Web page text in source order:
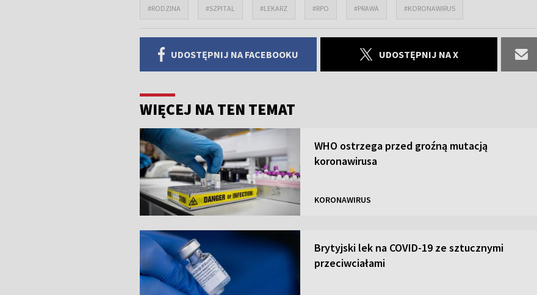
#RODZINA #SZPITAL #LEKARZ #RPO #PRAWA #KORONAWIRUS
UDOSTĘPNIJ NA FACEBOOKU UDOSTĘPNIJ NA X
WIĘCEJ NA TEN TEMAT
WHO ostrzega przed groźną mutacją
koronawirusa
KORONAWIRUS
Brytyjski lek na COVID-19 ze sztucznymi
przeciwciałami